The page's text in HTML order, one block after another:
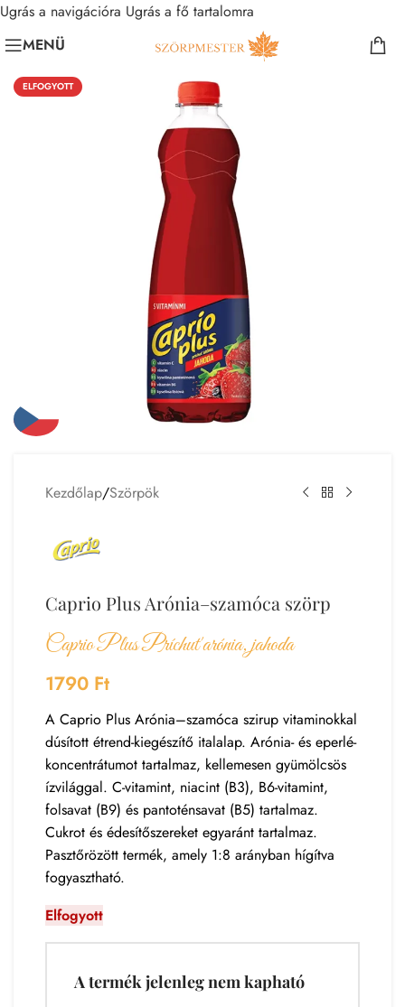
Ugrás a navigációra Ugrás a fő tartalomra
MENÜ
ELFOGYOTT
Kezdőlap/Szörpök
Caprio Plus Arónia–szamóca szörp
Caprio Plus Príchuť arónia, jahoda
1790 Ft
A Caprio Plus Arónia–szamóca szirup vitaminokkal
dúsított étrend-kiegészítő italalap. Arónia- és eperlé-
koncentrátumot tartalmaz, kellemesen gyümölcsös
ízvilággal. C-vitamint, niacint (B3), B6-vitamint,
folsavat (B9) és pantoténsavat (B5) tartalmaz.
Cukrot és édesítőszereket egyaránt tartalmaz.
Pasztőrözött termék, amely 1:8 arányban hígítva
fogyasztható.
Elfogyott
A termék jelenleg nem kapható